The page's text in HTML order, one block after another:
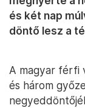
és két nap
döntő lesz a
A magyar férfi
és három